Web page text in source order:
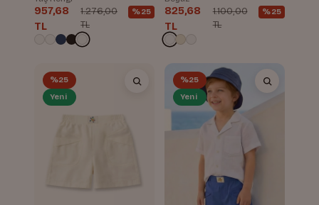
957,68
TL
1.276,00
TL
%25
825,68
TL
1.100,00
TL
%25
%25
Yeni
%25
Yeni